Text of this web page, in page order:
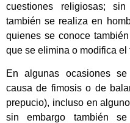
cuestiones religiosas;
también se realiza en
quienes se conoce
que se elimina o modifica
En algunas ocasiones
causa de fimosis o de
prepucio), incluso en
sin embargo también